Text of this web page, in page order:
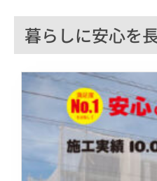
暮らしに安心を